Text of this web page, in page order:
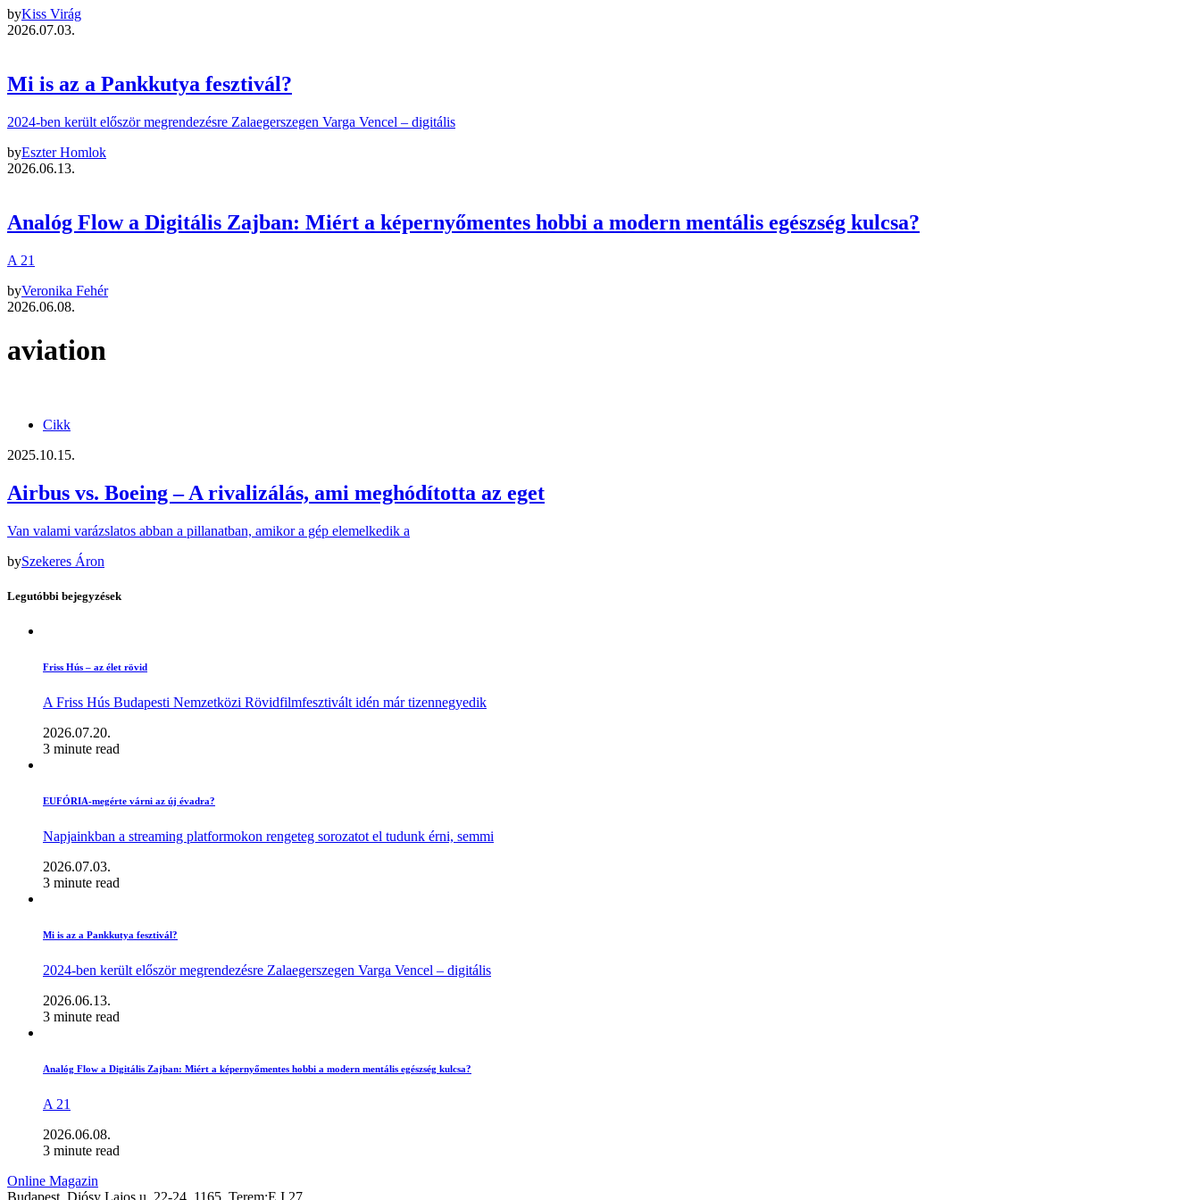
byKiss Virág
2026.07.03.
Mi is az a Pankkutya fesztivál?
2024-ben került először megrendezésre Zalaegerszegen Varga Vencel – digitális
byEszter Homlok
2026.06.13.
Analóg Flow a Digitális Zajban: Miért a képernyőmentes hobbi a modern mentális egészség kulcsa?
A 21
byVeronika Fehér
2026.06.08.
aviation
Cikk
2025.10.15.
Airbus vs. Boeing – A rivalizálás, ami meghódította az eget
Van valami varázslatos abban a pillanatban, amikor a gép elemelkedik a
bySzekeres Áron
Legutóbbi bejegyzések
Friss Hús – az élet rövid
A Friss Hús Budapesti Nemzetközi Rövidfilmfesztivált idén már tizennegyedik
2026.07.20.
3 minute read
EUFÓRIA-megérte várni az új évadra?
Napjainkban a streaming platformokon rengeteg sorozatot el tudunk érni, semmi
2026.07.03.
3 minute read
Mi is az a Pankkutya fesztivál?
2024-ben került először megrendezésre Zalaegerszegen Varga Vencel – digitális
2026.06.13.
3 minute read
Analóg Flow a Digitális Zajban: Miért a képernyőmentes hobbi a modern mentális egészség kulcsa?
A 21
2026.06.08.
3 minute read
Online Magazin
Budapest, Diósy Lajos u. 22-24, 1165, Terem:E I 27